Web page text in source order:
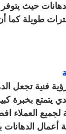
حيث
طويلة كما
فنية تجعل
يتمتع بخبرة
العملاء
الدهانات